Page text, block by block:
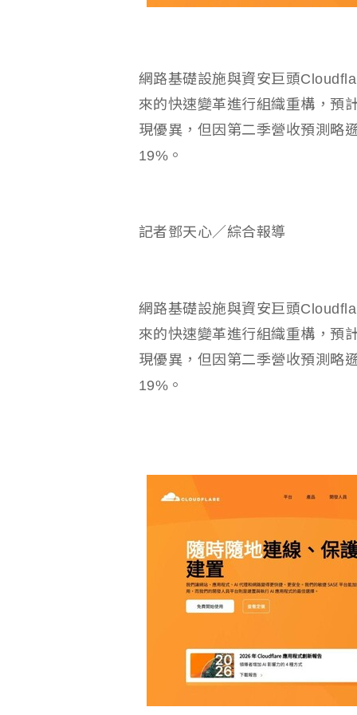
網路基礎設施與資安巨頭
來的快速變革進行組織重構，預
現優異，但因第二季營收預測略
19%。
記者鄧天心／綜合報導
網路基礎設施與資安巨頭
來的快速變革進行組織重構，預
現優異，但因第二季營收預測略
19%。